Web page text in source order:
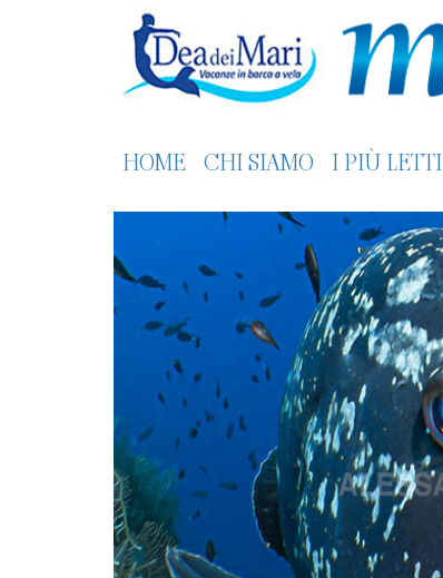
HOME CHI SIAMO I PIÙ LETTI